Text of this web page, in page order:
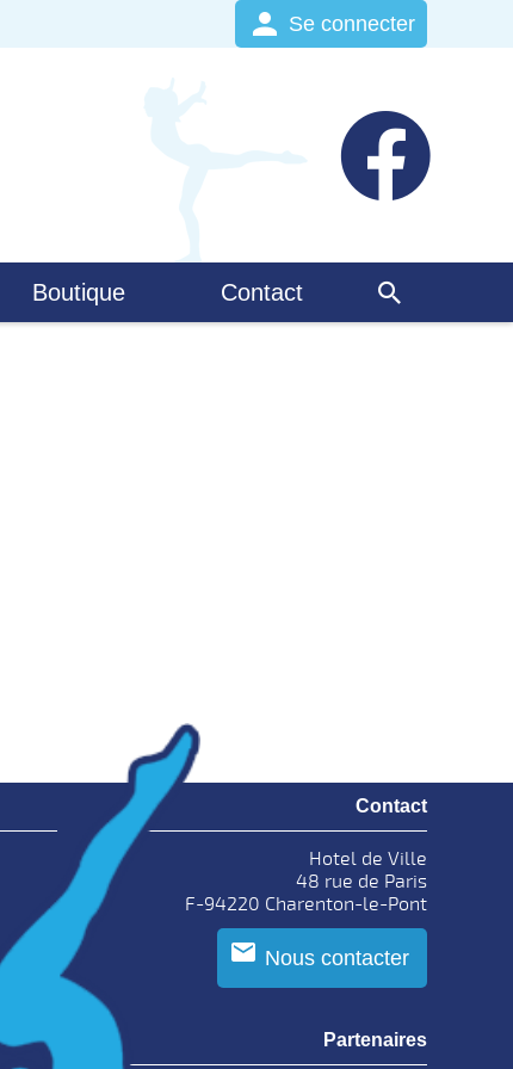
Se connecter
Boutique Contact
Contact
Hotel de Ville
48 rue de Paris
F-94220 Charenton-le-Pont
Nous contacter
Partenaires